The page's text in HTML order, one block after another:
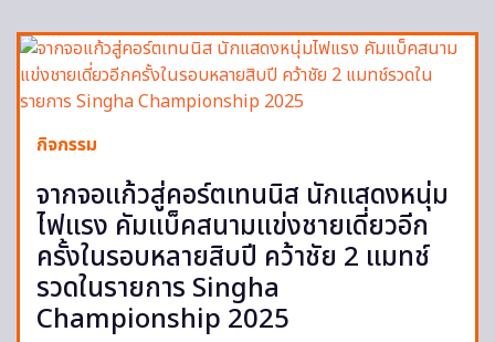
กิจกรรม
จากจอแก้วสู่คอร์ตเทนนิส นักแสดงหนุ่ม
ไฟแรง คัมแบ็คสนามแข่งชายเดี่ยวอีก
ครั้งในรอบหลายสิบปี คว้าชัย 2 แมทช์
รวดในรายการ Singha
Championship 2025